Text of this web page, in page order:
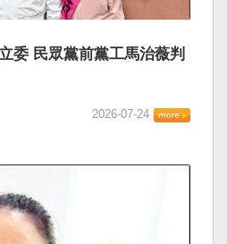
委 民眾黨前黨工馬治薇判
2026-07-24